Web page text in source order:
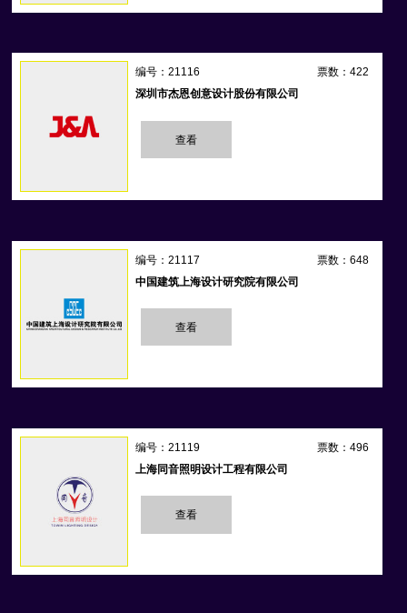
票数：422
编号：21116
深圳市杰恩创意设计股份有限公司
查看
票数：648
编号：21117
中国建筑上海设计研究院有限公司
查看
票数：496
编号：21119
上海同音照明设计工程有限公司
查看